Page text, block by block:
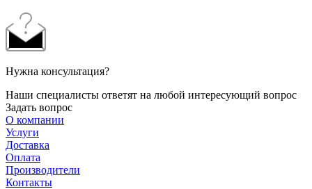
Нужна консультация?
Наши специалисты ответят на любой интересующий вопрос
Задать вопрос
О компании
Услуги
Доставка
Оплата
Производители
Контакты